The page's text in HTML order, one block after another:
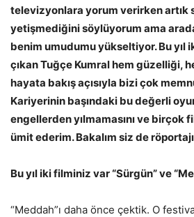
televizyonlara yorum verirken artık
yetişmediğini söylüyorum ama
benim umudumu yükseltiyor. Bu yıl
çıkan Tuğçe Kumral hem güzelliği,
hayata bakış açısıyla bizi çok
Kariyerinin başındaki bu değerli
engellerden yılmamasını ve birçok
ümit ederim. Bakalım siz de
Bu yıl iki filminiz var “Sürgün” ve
“Meddah”ı daha önce çektik. O